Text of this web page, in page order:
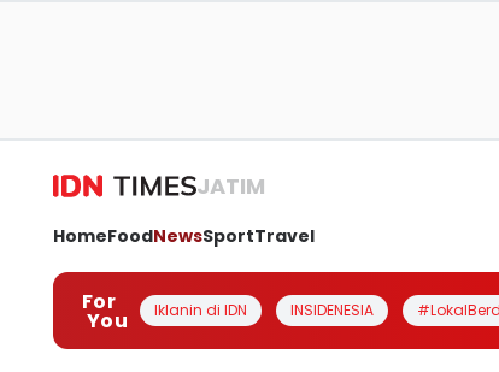
JATIM
HomeFoodNewsSportTravel
For
You Iklanin di IDN INSIDENESIA